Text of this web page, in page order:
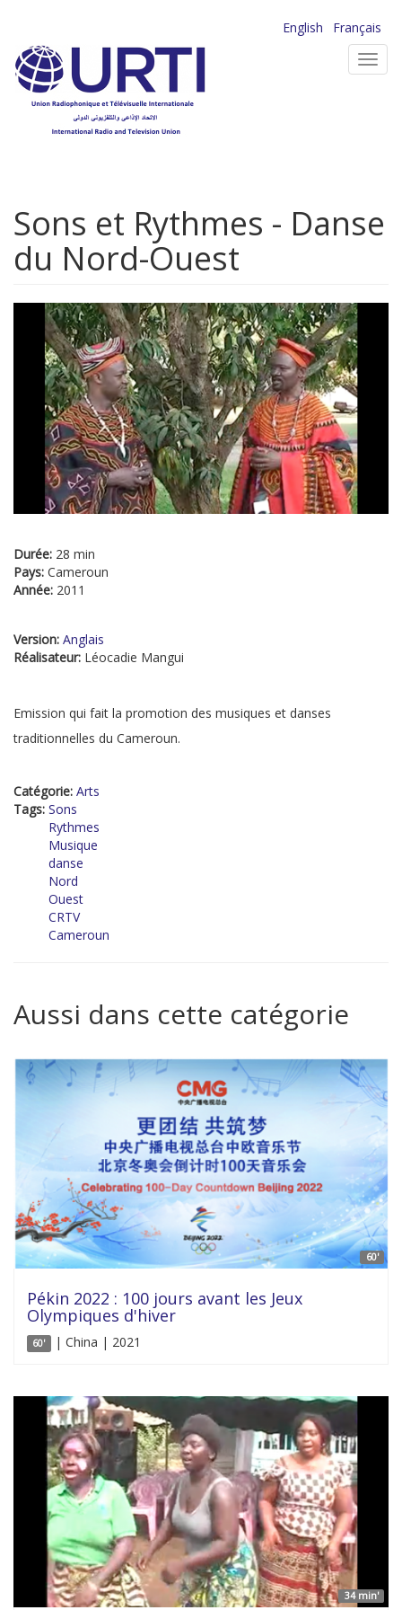
contenu
principal
English
Français
Sons et Rythmes - Danse
du Nord-Ouest
Durée: 28 min
Pays: Cameroun
Année: 2011
Version: Anglais
Réalisateur: Léocadie Mangui
Emission qui fait la promotion des musiques et danses
traditionnelles du Cameroun.
Catégorie: Arts
Tags: Sons
Rythmes
Musique
danse
Nord
Ouest
CRTV
Cameroun
Aussi dans cette catégorie
60'
Pékin 2022 : 100 jours avant les Jeux
Olympiques d'hiver
60' | China | 2021
34 min'